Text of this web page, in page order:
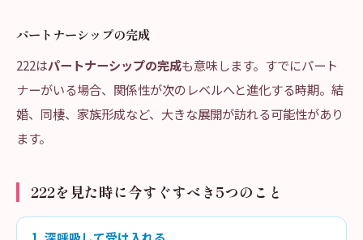
パートナーシップの完成
222はパートナーシップの完成も意味します。すでにパート
ナーがいる場合、関係性が次のレベルへと進化する時期。結
婚、同棲、家族形成など、大きな展開が訪れる可能性があり
ます。
222を見た時に今すぐすべき5つのこと